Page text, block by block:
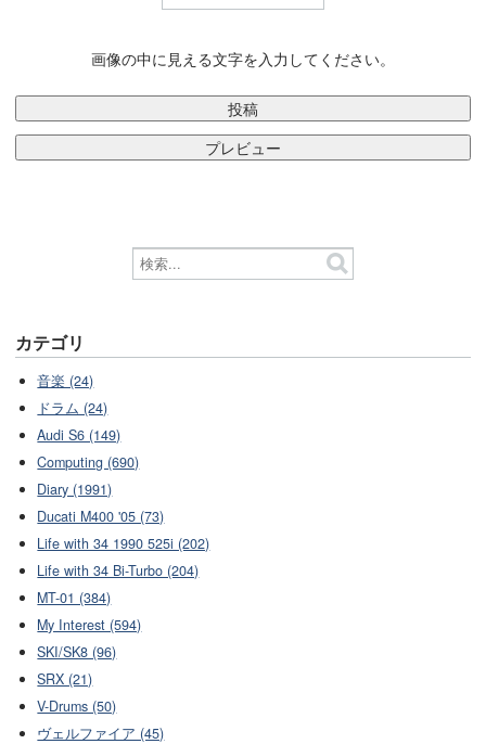
画像の中に見える文字を入力してください。
カテゴリ
音楽 (24)
ドラム (24)
Audi S6 (149)
Computing (690)
Diary (1991)
Ducati M400 '05 (73)
Life with 34 1990 525i (202)
Life with 34 Bi-Turbo (204)
MT-01 (384)
My Interest (594)
SKI/SK8 (96)
SRX (21)
V-Drums (50)
ヴェルファイア (45)